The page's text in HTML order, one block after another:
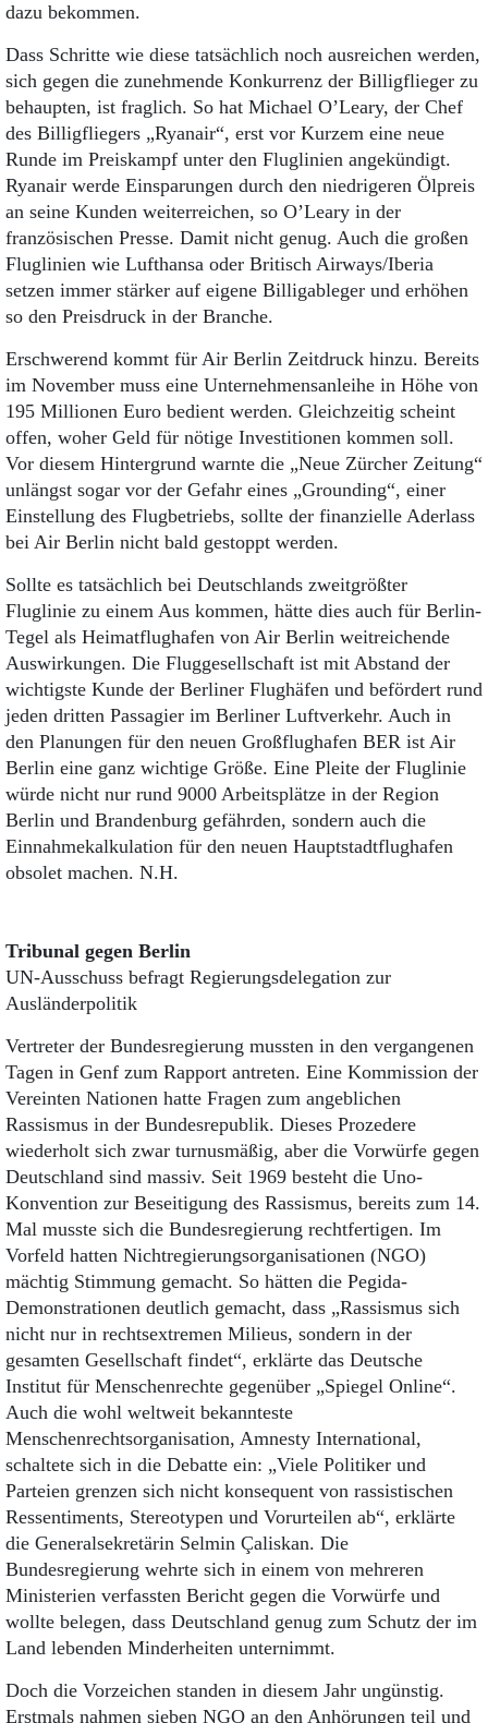
dazu bekommen.
Dass Schritte wie diese tatsächlich noch ausreichen werden,
sich gegen die zunehmende Konkurrenz der Billigflieger zu
behaupten, ist fraglich. So hat Michael O’Leary, der Chef
des Billigfliegers „Ryanair“, erst vor Kurzem eine neue
Runde im Preiskampf unter den Fluglinien angekündigt.
Ryanair werde Einsparungen durch den niedrigeren Ölpreis
an seine Kunden weiterreichen, so O’Leary in der
französischen Presse. Damit nicht genug. Auch die großen
Flug­linien wie Lufthansa oder Britisch Airways/Iberia
setzen immer stärker auf eigene Billigableger und erhöhen
so den Preisdruck in der Branche.
Erschwerend kommt für Air Berlin Zeitdruck hinzu. Bereits
im November muss eine Unternehmensanleihe in Höhe von
195 Millionen Euro bedient werden. Gleichzeitig scheint
offen, woher Geld für nötige Investitionen kommen soll.
Vor diesem Hintergrund warnte die „Neue Zürcher Zeitung“
unlängst sogar vor der Gefahr eines „Grounding“, einer
Einstellung des Flugbetriebs, sollte der finanzielle Aderlass
bei Air Berlin nicht bald gestoppt werden.
Sollte es tatsächlich bei Deutschlands zweitgrößter
Fluglinie zu einem Aus kommen, hätte dies auch für Berlin-
Tegel als Heimatflughafen von Air Berlin weitreichende
Auswirkungen. Die Fluggesellschaft ist mit Abstand der
wichtigste Kunde der Berliner Flughäfen und befördert rund
jeden dritten Passagier im Berliner Luftverkehr. Auch in
den Planungen für den neuen Großflughafen BER ist Air
Berlin eine ganz wichtige Größe. Eine Pleite der Fluglinie
würde nicht nur rund 9000 Arbeitsplätze in der Region
Berlin und Brandenburg gefährden, sondern auch die
Einnahmekalkulation für den neuen Hauptstadtflughafen
obsolet machen. N.H.
Tribunal gegen Berlin
UN-Ausschuss befragt Regierungsdelegation zur
Ausländerpolitik
Vertreter der Bundesregierung mussten in den vergangenen
Tagen in Genf zum Rapport antreten. Eine Kommission der
Vereinten Nationen hatte Fragen zum angeblichen
Rassismus in der Bundesrepublik. Dieses Prozedere
wiederholt sich zwar turnusmäßig, aber die Vorwürfe gegen
Deutschland sind massiv. Seit 1969 besteht die Uno-
Konvention zur Beseitigung des Rassismus, bereits zum 14.
Mal musste sich die Bundesregierung rechtfertigen. Im
Vorfeld hatten Nichtregierungsorganisationen (NGO)
mächtig Stimmung gemacht. So hätten die Pegida-
Demonstrationen deutlich gemacht, dass „Rassismus sich
nicht nur in rechtsextremen Milieus, sondern in der
gesamten Gesellschaft findet“, erklärte das Deutsche
Institut für Menschenrechte gegenüber „Spiegel Online“.
Auch die wohl weltweit bekannteste
Menschenrechtsorganisation, Amnesty International,
schaltete sich in die Debatte ein: „Viele Politiker und
Parteien grenzen sich nicht konsequent von rassistischen
Ressentiments, Stereotypen und Vorurteilen ab“, erklärte
die Generalsekretärin Selmin Çaliskan. Die
Bundesregierung wehrte sich in einem von mehreren
Ministerien verfassten Bericht gegen die Vorwürfe und
wollte belegen, dass Deutschland genug zum Schutz der im
Land lebenden Minderheiten unternimmt.
Doch die Vorzeichen standen in diesem Jahr ungünstig.
Erstmals nahmen sieben NGO an den Anhörungen teil und